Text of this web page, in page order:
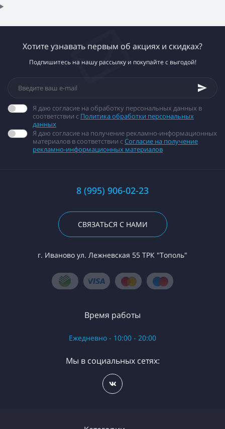
Хотите узнавать первым об акциях и скидках?
Подпишитесь на нашу рассылку и покупайте с выгодой!
Я даю согласие на обработку персональных данных в
соответствии с Политика обработки персональных
данных
Я даю согласие на получение рекламно-информационных
материалов в соответствии сСогласие на получение
рекламно-информационных материалов
8 (995) 906-02-23
СВЯЗАТЬСЯ С НАМИ
г. Иваново ул. Лежневская 55 ТРК "Тополь"
Время работы
Ежедневно - 10:00 - 20:00
Мы в социальных сетях: